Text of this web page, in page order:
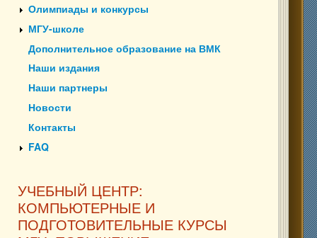
Олимпиады и конкурсы
МГУ-школе
Дополнительное образование на ВМК
Наши издания
Наши партнеры
Новости
Контакты
FAQ
УЧЕБНЫЙ ЦЕНТР:
КОМПЬЮТЕРНЫЕ И
ПОДГОТОВИТЕЛЬНЫЕ КУРСЫ